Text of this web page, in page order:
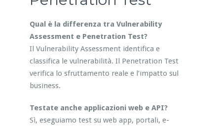
Qual è la differenza tra Vulnerability
Assessment e Penetration Test?
Il Vulnerability Assessment identifica e
classifica le vulnerabilità. Il Penetration Test
verifica lo sfruttamento reale e l’impatto sul
business.
Testate anche applicazioni web e API?
Sì, eseguiamo test su web app, portali, e-